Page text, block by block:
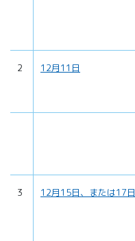
2 12月11日
3 12月15日、または17日